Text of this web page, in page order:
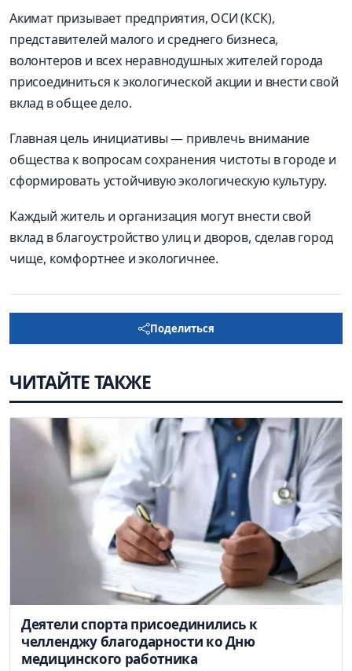
Акимат призывает предприятия, ОСИ (КСК),
представителей малого и среднего бизнеса,
волонтеров и всех неравнодушных жителей города
присоединиться к экологической акции и внести свой
вклад в общее дело.
Главная цель инициативы — привлечь внимание
общества к вопросам сохранения чистоты в городе и
сформировать устойчивую экологическую культуру.
Каждый житель и организация могут внести свой
вклад в благоустройство улиц и дворов, сделав город
чище, комфортнее и экологичнее.
Поделиться
ЧИТАЙТЕ ТАКЖЕ
Деятели спорта присоединились к
челленджу благодарности ко Дню
медицинского работника